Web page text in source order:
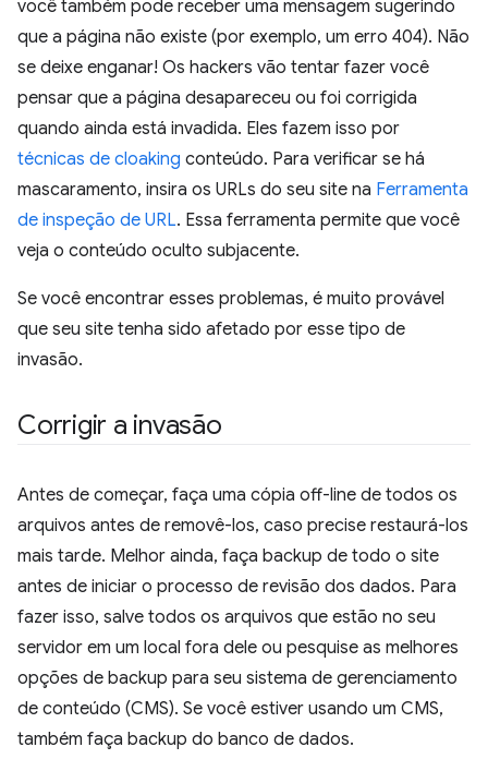
você também pode receber uma mensagem sugerindo
que a página não existe (por exemplo, um erro 404). Não
se deixe enganar! Os hackers vão tentar fazer você
pensar que a página desapareceu ou foi corrigida
quando ainda está invadida. Eles fazem isso por
técnicas de cloaking conteúdo. Para verificar se há
mascaramento, insira os URLs do seu site na Ferramenta
de inspeção de URL. Essa ferramenta permite que você
veja o conteúdo oculto subjacente.
Se você encontrar esses problemas, é muito provável
que seu site tenha sido afetado por esse tipo de
invasão.
Corrigir a invasão
Antes de começar, faça uma cópia off-line de todos os
arquivos antes de removê-los, caso precise restaurá-los
mais tarde. Melhor ainda, faça backup de todo o site
antes de iniciar o processo de revisão dos dados. Para
fazer isso, salve todos os arquivos que estão no seu
servidor em um local fora dele ou pesquise as melhores
opções de backup para seu sistema de gerenciamento
de conteúdo (CMS). Se você estiver usando um CMS,
também faça backup do banco de dados.